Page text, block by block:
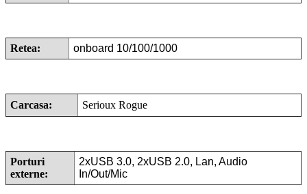
Retea: onboard 10/100/1000
Carcasa: Serioux Rogue
Porturi
externe:
2xUSB 3.0, 2xUSB 2.0, Lan, Audio
In/Out/Mic